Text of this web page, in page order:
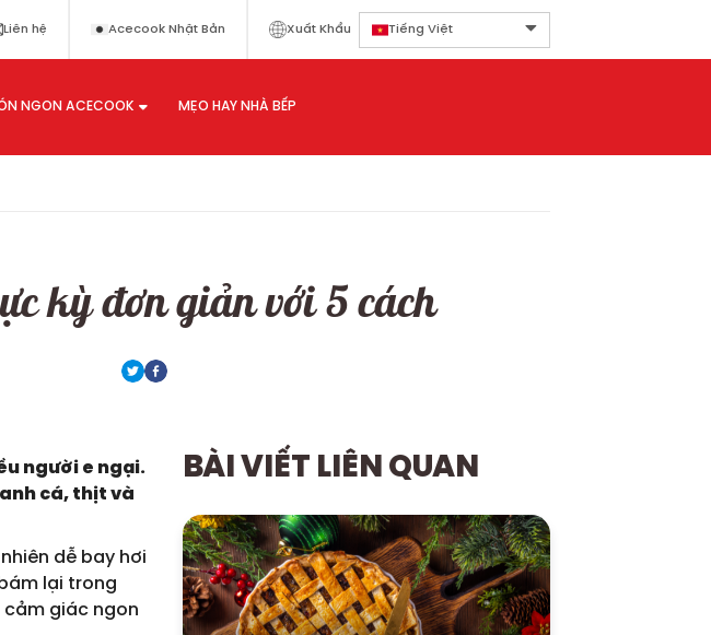
Liên hệ Acecook Nhật Bản Xuất Khẩu Tiếng Việt
NGON ACECOOK MẸO HAY NHÀ BẾP
kỳ đơn giản với 5 cách
người e ngại.
cá, thịt và
dễ bay hơi
lại trong
cảm giác ngon
BÀI VIẾT LIÊN QUAN